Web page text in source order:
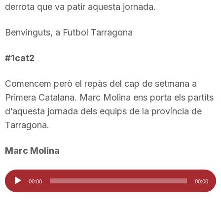
r
a
o
derrota que va patir aquesta jornada.
Benvinguts, a Futbol Tarragona
#1cat2
Comencem però el repàs del cap de setmana a
Primera Catalana. Marc Molina ens porta els partits
d’aquesta jornada dels equips de la província de
Tarragona.
Marc Molina
Reproductor
d'àudio
00:00 00:00